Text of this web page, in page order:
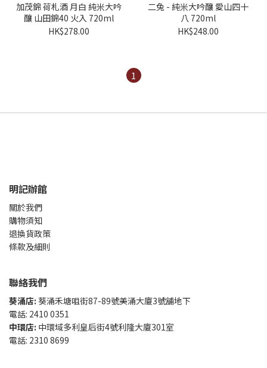
加茂錦 荷札酒 月白 純米大吟
釀 山田錦40 火入 720ml
HK$278.00
二兔 - 純米大吟釀 愛山四十
八 720ml
HK$248.00
1
明記辦館
關於我們
購物須知
退換貨政策
條款及細則
聯絡我們
葵涌店: 葵涌禾塘咀街87-89號美涌大廈3號舖地下
電話: 2410 0351
中環店: 中環域多利皇后街4號利隆大廈301室
電話: 2310 8699